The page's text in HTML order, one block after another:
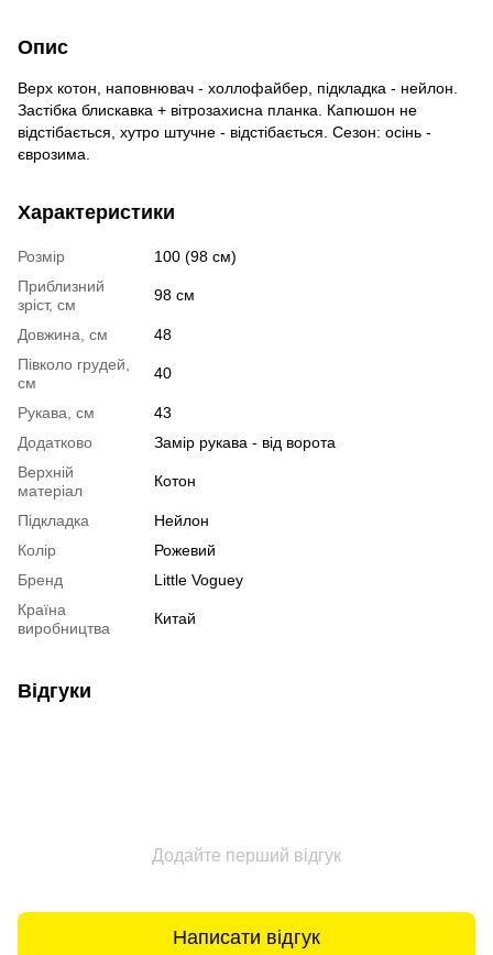
Опис
Верх котон, наповнювач - холлофайбер, підкладка - нейлон.
Застібка блискавка + вітрозахисна планка. Капюшон не
відстібається, хутро штучне - відстібається. Сезон: осінь -
єврозима.
Характеристики
Розмір
100 (98 см)
Приблизний
зріст, см
98 см
Довжина, см
48
Півколо грудей,
см
40
Рукава, см
43
Додатково
Замір рукава - від ворота
Верхній
матеріал
Котон
Підкладка
Нейлон
Колір
Рожевий
Бренд
Little Voguey
Країна
виробництва
Китай
Відгуки
Додайте перший відгук
Написати відгук